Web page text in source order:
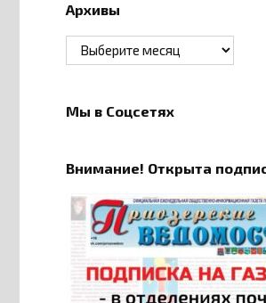
Архивы
Архивы
Мы в Соцсетях
Внимание! Открыта